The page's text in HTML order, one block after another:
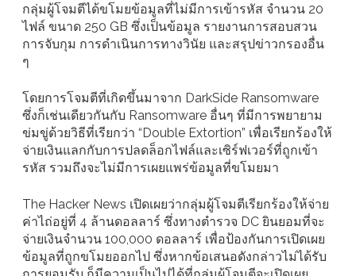
กลุ่มผู้โจมตีได้ขโมยข้อมูลที่ไม่มีการเข้ารหัส จำนวน 20
ไฟล์ ขนาด 250 GB ซึ่งเป็นข้อมูล รายงานการสอบสวน
การจับกุม การดำเนินการทางวินัย และสรุปข่าวกรองอื่น
ๆ
โดยการโจมตีที่เกิดขึ้นมาจาก DarkSide Ransomware
ซึ่งก็เช่นเดียวกันกับ Ransomware อื่นๆ ที่มีการพยายาม
ข่มขู่ด้วยวิธีที่เรียกว่า “Double Extortion” เพื่อเรียกร้องให้
จ่ายเงินแลกกับการปลดล็อกไฟล์และเซิร์ฟเวอร์ที่ถูกเข้า
รหัส รวมถึงจะไม่มีการเผยแพร่ข้อมูลที่ขโมยมา
The Hacker News เปิดเผยว่ากลุ่มผู้โจมตีเรียกร้องให้จ่าย
ค่าไถ่อยู่ที่ 4 ล้านดอลลาร์ ซึ่งทางตำรวจ DC ยินยอมที่จะ
จ่ายเงินจำนวน 100,000 ดอลลาร์ เพื่อป้องกันการเปิดเผย
ข้อมูลที่ถูกขโมยออกไป ซึ่งหากข้อเสนอดังกล่าวไม่ได้รับ